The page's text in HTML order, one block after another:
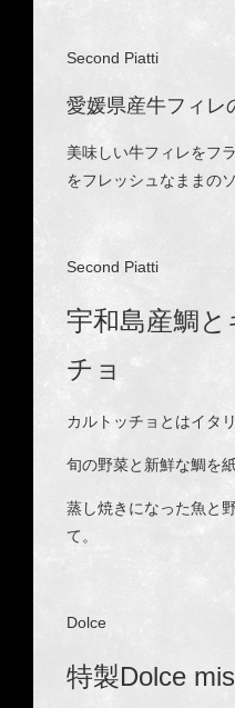
Second Piatti
愛媛県産牛フィレ
美味しい牛フィレをフ
をフレッシュなままの
Second Piatti
宇和島産鯛
チョ
カルトッチョとはイタ
旬の野菜と新鮮な鯛を
蒸し焼きになった魚と
て。
Dolce
特製Dolce